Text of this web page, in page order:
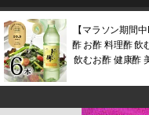
【マラソン期間
酢 お酢 料理酢 飲
飲むお酢 健康酢